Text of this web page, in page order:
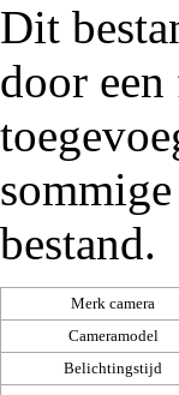
Dit
door
bestand.
Merk camera
Cameramodel
Belichtingstijd